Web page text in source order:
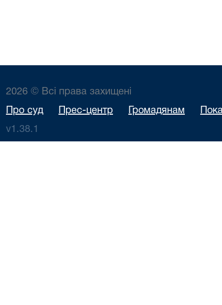
2026 © Всі права захищені
Про суд Прес-центр Громадянам
v1.38.1